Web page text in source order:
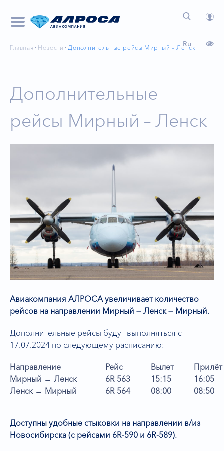
Ru
Главная Новости Дополнительные рейсы Мирный – Ленск
Дополнительные
рейсы Мирный – Ленск
Авиакомпания АЛРОСА увеличивает количество
рейсов на направлении Мирный — Ленск — Мирный.
Дополнительные рейсы будут выполняться с
17.07.2024 по следующему расписанию:
Направление Рейс Вылет
Прилёт
Мирный → Ленск
6R 563 15:15
16:05
Ленск → Мирный
6R 564 08:00 08:50
Доступны удобные стыковки на направлении в/из
Новосибирска (с рейсами 6R-590 и 6R-589).